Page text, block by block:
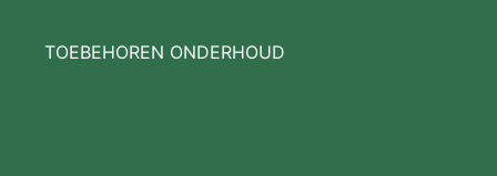
TOEBEHOREN ONDERHOUD